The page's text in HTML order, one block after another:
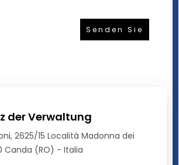
der Verwaltung
2625/15 Località Madonna dei
Canda (RO) - Italia